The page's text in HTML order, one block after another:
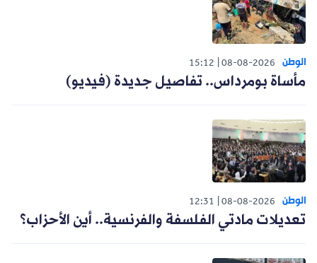
الوطن 08-08-2026
15:12
مأساة بومرداس.. تفاصيل جديدة (فيديو)
الوطن 08-08-2026
12:31
تعديلات مادتي الفلسفة والفرنسية.. أين الأحزاب؟